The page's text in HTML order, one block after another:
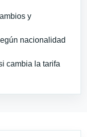
y
nacionalidad
cambia la tarifa